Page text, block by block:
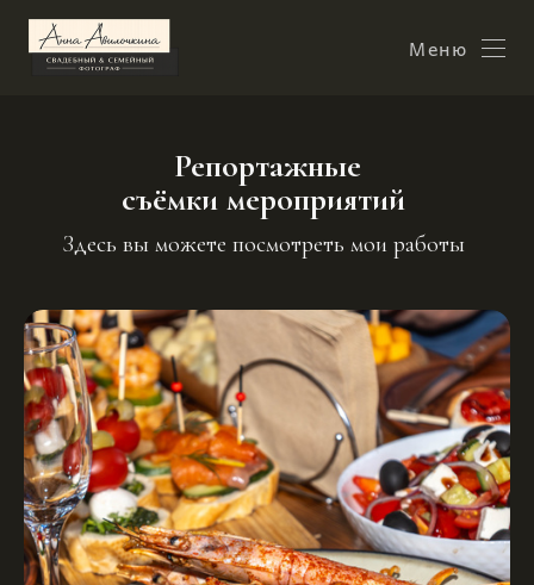
Меню
Репортажные
съёмки мероприятий
Здесь вы можете посмотреть мои работы